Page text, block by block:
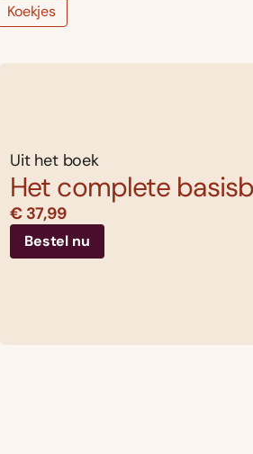
Koekjes
Uit het boek
Het complete
€ 37,99
Bestel nu